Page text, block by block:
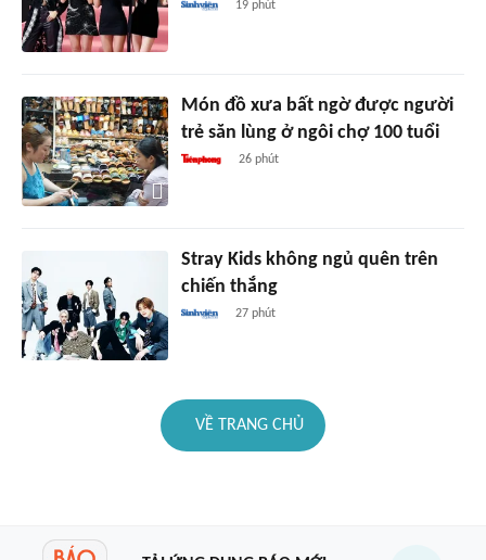
19 phút
Món đồ xưa bất ngờ được người
trẻ săn lùng ở ngôi chợ 100 tuổi
26 phút
Stray Kids không ngủ quên trên
chiến thắng
27 phút
VỀ TRANG CHỦ